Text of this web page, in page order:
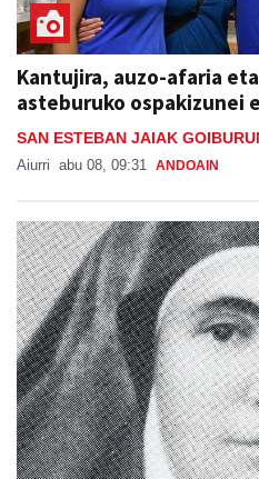
Kantujira, auzo-afaria
asteburuko ospakizunei
SAN ESTEBAN JAIAK
Aiurri abu 08, 09:31 ANDOAIN